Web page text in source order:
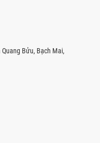
Bửu, Bạch Mai,